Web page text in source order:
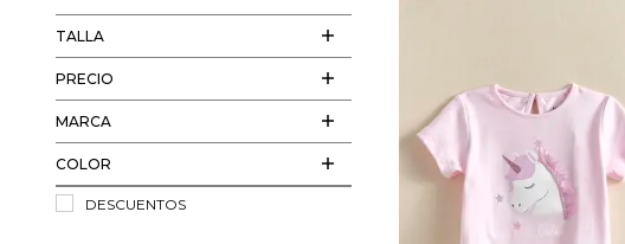
TALLA
PRECIO
MARCA
COLOR
DESCUENTOS